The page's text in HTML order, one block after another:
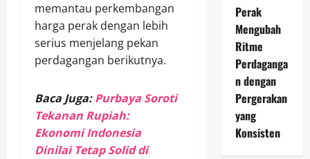
memantau perkembangan
harga perak dengan lebih
serius menjelang pekan
perdagangan berikutnya.
Baca Juga: Purbaya Soroti
Tekanan Rupiah:
Ekonomi Indonesia
Dinilai Tetap Solid di
Perak
Mengubah
Ritme
Perdaganga
n dengan
Pergerakan
yang
Konsisten